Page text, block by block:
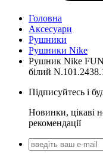
Головна
Аксесуари
Рушники
Рушники Nike
Рушник Nike
білий
Підписуйтесь і
Новинки, цікаві
рекомендації